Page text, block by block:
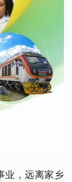
业，远离家乡